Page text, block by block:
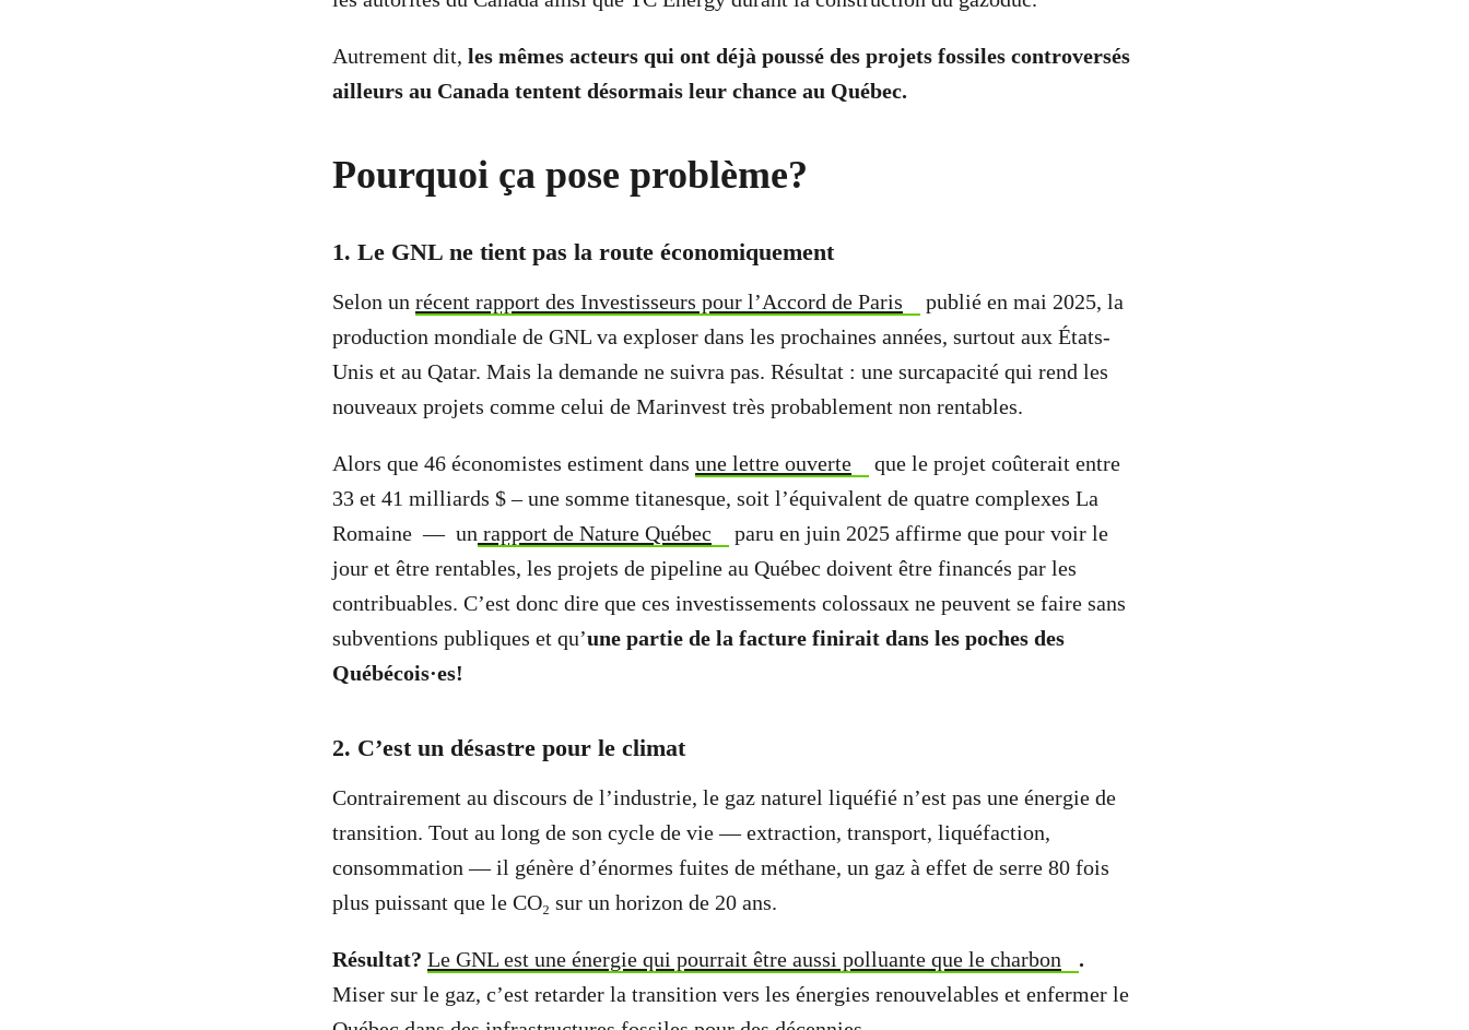
Autrement dit, les mêmes acteurs qui ont déjà poussé des projets fossiles controversés
ailleurs au Canada tentent désormais leur chance au Québec.
Pourquoi ça pose problème?
1. Le GNL ne tient pas la route économiquement
Selon un récent rapport des Investisseurs pour l’Accord de Paris
publié en mai 2025, la
production mondiale de GNL va exploser dans les prochaines années, surtout aux États-
Unis et au Qatar. Mais la demande ne suivra pas. Résultat : une surcapacité qui rend les
nouveaux projets comme celui de Marinvest très probablement non rentables.
Alors que 46 économistes estiment dans une lettre ouverte
que le projet coûterait entre
33 et 41 milliards $ – une somme titanesque, soit l’équivalent de quatre complexes La
Romaine — un rapport de Nature Québec
paru en juin 2025 affirme que pour voir le
jour et être rentables, les projets de pipeline au Québec doivent être financés par les
contribuables. C’est donc dire que ces investissements colossaux ne peuvent se faire sans
subventions publiques et qu’une partie de la facture finirait dans les poches des
Québécois·es!
2. C’est un désastre pour le climat
Contrairement au discours de l’industrie, le gaz naturel liquéfié n’est pas une énergie de
transition. Tout au long de son cycle de vie — extraction, transport, liquéfaction,
consommation — il génère d’énormes fuites de méthane, un gaz à effet de serre 80 fois
plus puissant que le CO₂ sur un horizon de 20 ans.
Résultat? Le GNL est une énergie qui pourrait être aussi polluante que le charbon
.
Miser sur le gaz, c’est retarder la transition vers les énergies renouvelables et enfermer le